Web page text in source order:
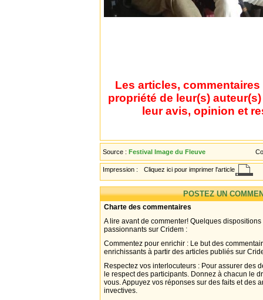
Les articles,
propriété de leur(s)
leur avis, opinion et
Source : Festival Image du Fleuve
Impression : Cliquez ici pour imprimer l'article
POSTEZ UN
Charte des commentaires
A lire avant de commenter! Quelques
passionnants sur Cridem :
Commentez pour enrichir : Le but des
enrichissants à partir des articles publiés sur
Respectez vos interlocuteurs : Pour assurer des
le respect des participants. Donnez à chacun le
vous. Appuyez vos réponses sur des faits et des
invectives.